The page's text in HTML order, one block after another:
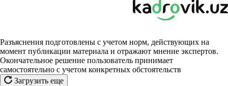
Разъяснения подготовлены с учетом норм, действующих на
момент публикации материала и отражают мнение экспертов.
Окончательное решение пользователь принимает
самостоятельно с учетом конкретных обстоятельств
Загрузить еще